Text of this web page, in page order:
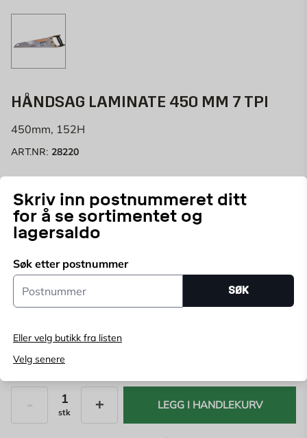
Skriv inn postnummeret ditt
for å se sortimentet og
lagersaldo
Søk etter postnummer
Postnummer
SØK
Eller velg butikk fra listen
Velg senere
HÅNDSAG LAMINATE 450 MM 7 TPI
450mm, 152H
ART.NR: 28220
laminatgolv med vår dubbelslipade universaltandning.
Velg butikk for å se lagerstatus
Kjøp online, bestill levering i kassen
149 NOK
stk
LEGG I HANDLEKURV